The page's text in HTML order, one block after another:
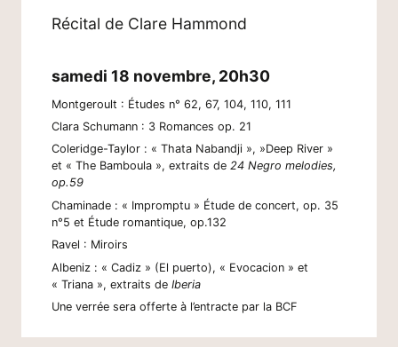
Récital de Clare Hammond
samedi 18 novembre, 20h30
Montgeroult : Études n° 62, 67, 104, 110, 111
Clara Schumann : 3 Romances op. 21
Coleridge-Taylor : « Thata Nabandji », »Deep River »
et « The Bamboula », extraits de 24 Negro melodies,
op.59
Chaminade : « Impromptu » Étude de concert, op. 35
n°5 et Étude romantique, op.132
Ravel : Miroirs
Albeniz : « Cadiz » (El puerto), « Evocacion » et
« Triana », extraits de Iberia
Une verrée sera offerte à l’entracte par la BCF